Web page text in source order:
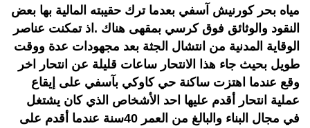
مياه بحر كورنيش آسفي بعدما ترك حقيبته المالية بها بعض
النقود والوثائق فوق كرسي بمقهى هناك .اذ تمكنت عناصر
الوقاية المدنية من انتشال الجثة بعد مجهودات عدة ووقت
طويل بحيث جاء هذا الانتحار ساعات قليلة عن انتحار اخر
وقع عندما اهتزت ساكنة حي كاوكي بآسفي على إيقاع
عملية انتحار أقدم عليها احد الأشخاص الذي كان يشتغل
في مجال البناء والبالغ من العمر 40سنة عندما أقدم على